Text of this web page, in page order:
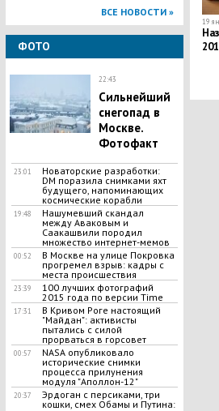
ВСЕ НОВОСТИ »
ФОТО
22:43
Сильнейший
снегопад в
Москве.
Фотофакт
23:01
Новаторские разработки:
DM поразила снимками яхт
будущего, напоминающих
космические корабли
19:48
Нашумевший скандал
между Аваковым и
Саакашвили породил
множество интернет-мемов
00:52
В Москве на улице Покровка
прогремел взрыв: кадры с
места происшествия
23:39
100 лучших фотографий
2015 года по версии Time
17:31
В Кривом Роге настоящий
"Майдан": активисты
пытались с силой
прорваться в горсовет
00:57
NASA опубликовало
исторические снимки
процесса прилунения
модуля "Аполлон-12"
20:37
Эрдоган с персиками, три
кошки, смех Обамы и Путина:
19